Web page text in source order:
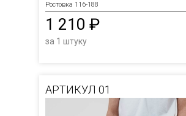
Ростовка 116-188
1 210 ₽
за 1 штуку
АРТИКУЛ 01